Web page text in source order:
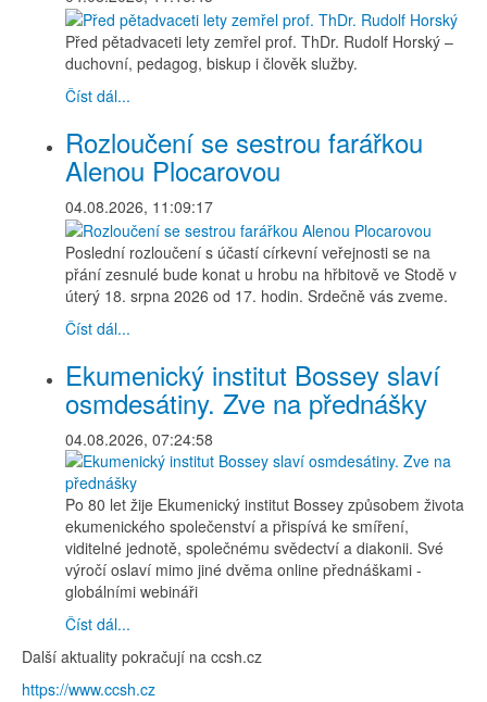
Před pětadvaceti lety zemřel prof. ThDr. Rudolf Horský –
duchovní, pedagog, biskup i člověk služby.
Číst dál...
Rozloučení se sestrou farářkou
Alenou Plocarovou
04.08.2026, 11:09:17
Poslední rozloučení s účastí církevní veřejnosti se na
přání zesnulé bude konat u hrobu na hřbitově ve Stodě v
úterý 18. srpna 2026 od 17. hodin. Srdečně vás zveme.
Číst dál...
Ekumenický institut Bossey slaví
osmdesátiny. Zve na přednášky
04.08.2026, 07:24:58
Po 80 let žije Ekumenický institut Bossey způsobem života
ekumenického společenství a přispívá ke smíření,
viditelné jednotě, společnému svědectví a diakonii. Své
výročí oslaví mimo jiné dvěma online přednáškami -
globálními webináři
Číst dál...
Další aktuality pokračují na ccsh.cz
https://www.ccsh.cz